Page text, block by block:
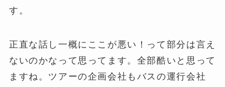
す。
正直な話し一概にここが悪い！って部分は言え
ないのかなって思ってます。全部酷いと思って
ますね。ツアーの企画会社もバスの運行会社